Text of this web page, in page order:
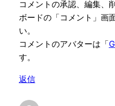
コメントの承認、編集、
ボードの「コメント」画
い。
コメントのアバターは「
す。
返信